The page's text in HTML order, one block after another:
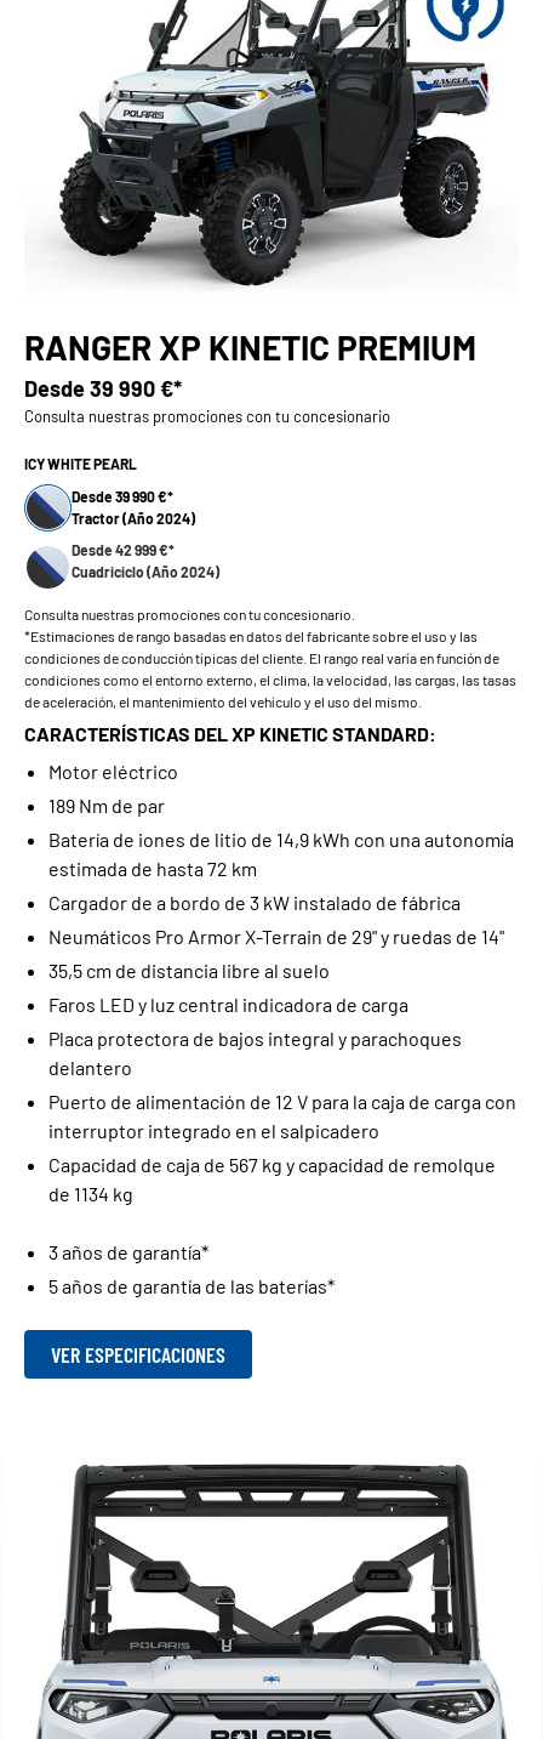
RANGER XP KINETIC PREMIUM
Desde39 990 €*
Consulta nuestras promociones con tu concesionario
ICY WHITE PEARL
Desde 39 990 €*
Tractor (Año 2024)
Desde 42 999 €*
Cuadriciclo (Año 2024)
Consulta nuestras promociones con tu concesionario.
*Estimaciones de rango basadas en datos del fabricante sobre el uso y las
condiciones de conducción típicas del cliente. El rango real varía en función de
condiciones como el entorno externo, el clima, la velocidad, las cargas, las tasas
de aceleración, el mantenimiento del vehículo y el uso del mismo.
CARACTERÍSTICAS DEL XP KINETIC STANDARD:
Motor eléctrico
189 Nm de par
Batería de iones de litio de 14,9 kWh con una autonomía
estimada de hasta 72 km
Cargador de a bordo de 3 kW instalado de fábrica
Neumáticos Pro Armor X-Terrain de 29" y ruedas de 14"
35,5 cm de distancia libre al suelo
Faros LED y luz central indicadora de carga
Placa protectora de bajos integral y parachoques
delantero
Puerto de alimentación de 12 V para la caja de carga con
interruptor integrado en el salpicadero
Capacidad de caja de 567 kg y capacidad de remolque
de 1134 kg
3 años de garantía*
5 años de garantía de las baterías*
VER ESPECIFICACIONES